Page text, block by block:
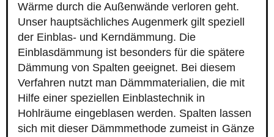
Wärme durch die Außenwände verloren geht.
Unser hauptsächliches Augenmerk gilt speziell
der Einblas- und Kerndämmung. Die
Einblasdämmung ist besonders für die spätere
Dämmung von Spalten geeignet. Bei diesem
Verfahren nutzt man Dämmmaterialien, die mit
Hilfe einer speziellen Einblastechnik in
Hohlräume eingeblasen werden. Spalten lassen
sich mit dieser Dämmmethode zumeist in Gänze